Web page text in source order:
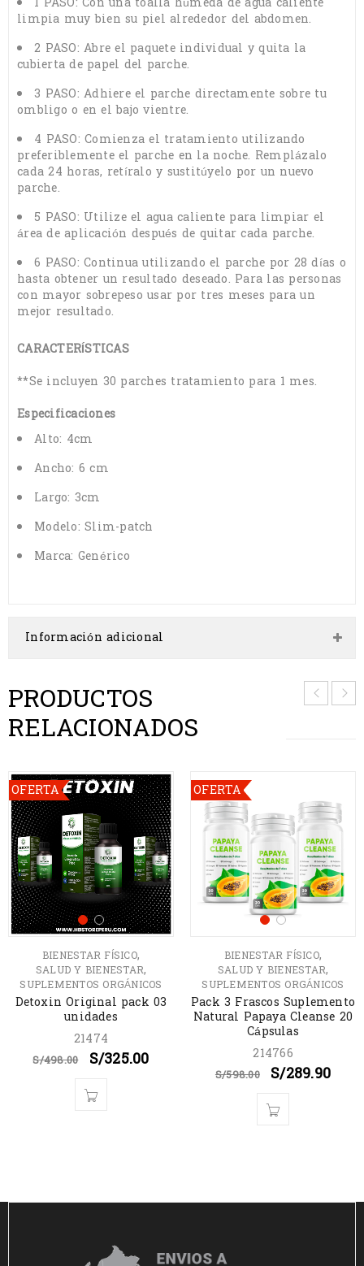
limpia muy bien su piel alrededor del abdomen.
2 PASO: Abre el paquete individual y quita la
cubierta de papel del parche.
3 PASO: Adhiere el parche directamente sobre tu
ombligo o en el bajo vientre.
4 PASO: Comienza el tratamiento utilizando
preferiblemente el parche en la noche. Remplázalo
cada 24 horas, retíralo y sustitúyelo por un nuevo
parche.
5 PASO: Utilize el agua caliente para limpiar el
área de aplicación después de quitar cada parche.
6 PASO: Continua utilizando el parche por 28 días o
hasta obtener un resultado deseado. Para las personas
con mayor sobrepeso usar por tres meses para un
mejor resultado.
CARACTERÍSTICAS
**Se incluyen 30 parches tratamiento para 1 mes.
Especificaciones
Alto: 4cm
Ancho: 6 cm
Largo: 3cm
Modelo: Slim-patch
Marca: Genérico
Información adicional
PRODUCTOS
RELACIONADOS
OFERTA
BIENESTAR FÍSICO,
SALUD Y BIENESTAR,
SUPLEMENTOS ORGÁNICOS
Detoxin Original pack 03
unidades
21474
S/498.00 S/325.00
OFERTA
BIENESTAR FÍSICO,
SALUD Y BIENESTAR,
SUPLEMENTOS ORGÁNICOS
Pack 3 Frascos Suplemento
Natural Papaya Cleanse 20
Cápsulas
214766
S/598.00 S/289.90